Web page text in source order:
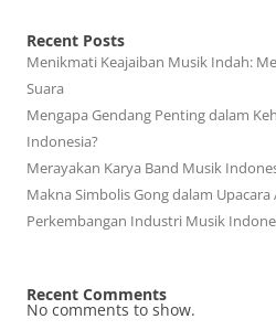
Recent Posts
Menikmati Keajaiban Musik Indah:
Suara
Mengapa Gendang Penting dalam
Indonesia?
Merayakan Karya Band Musik
Makna Simbolis Gong dalam
Perkembangan Industri Musik
Recent Comments
No comments to show.